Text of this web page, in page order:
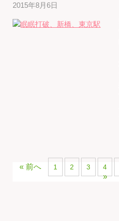
2015年8月6日
« 前へ 1 2 3 4
»